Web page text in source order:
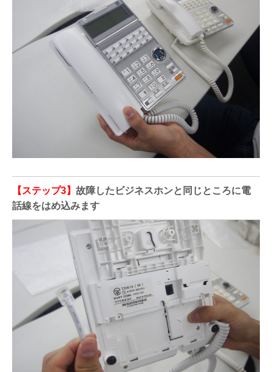
【ステップ3】 故障したビジネスホンと同じところに電
話線をはめ込みます